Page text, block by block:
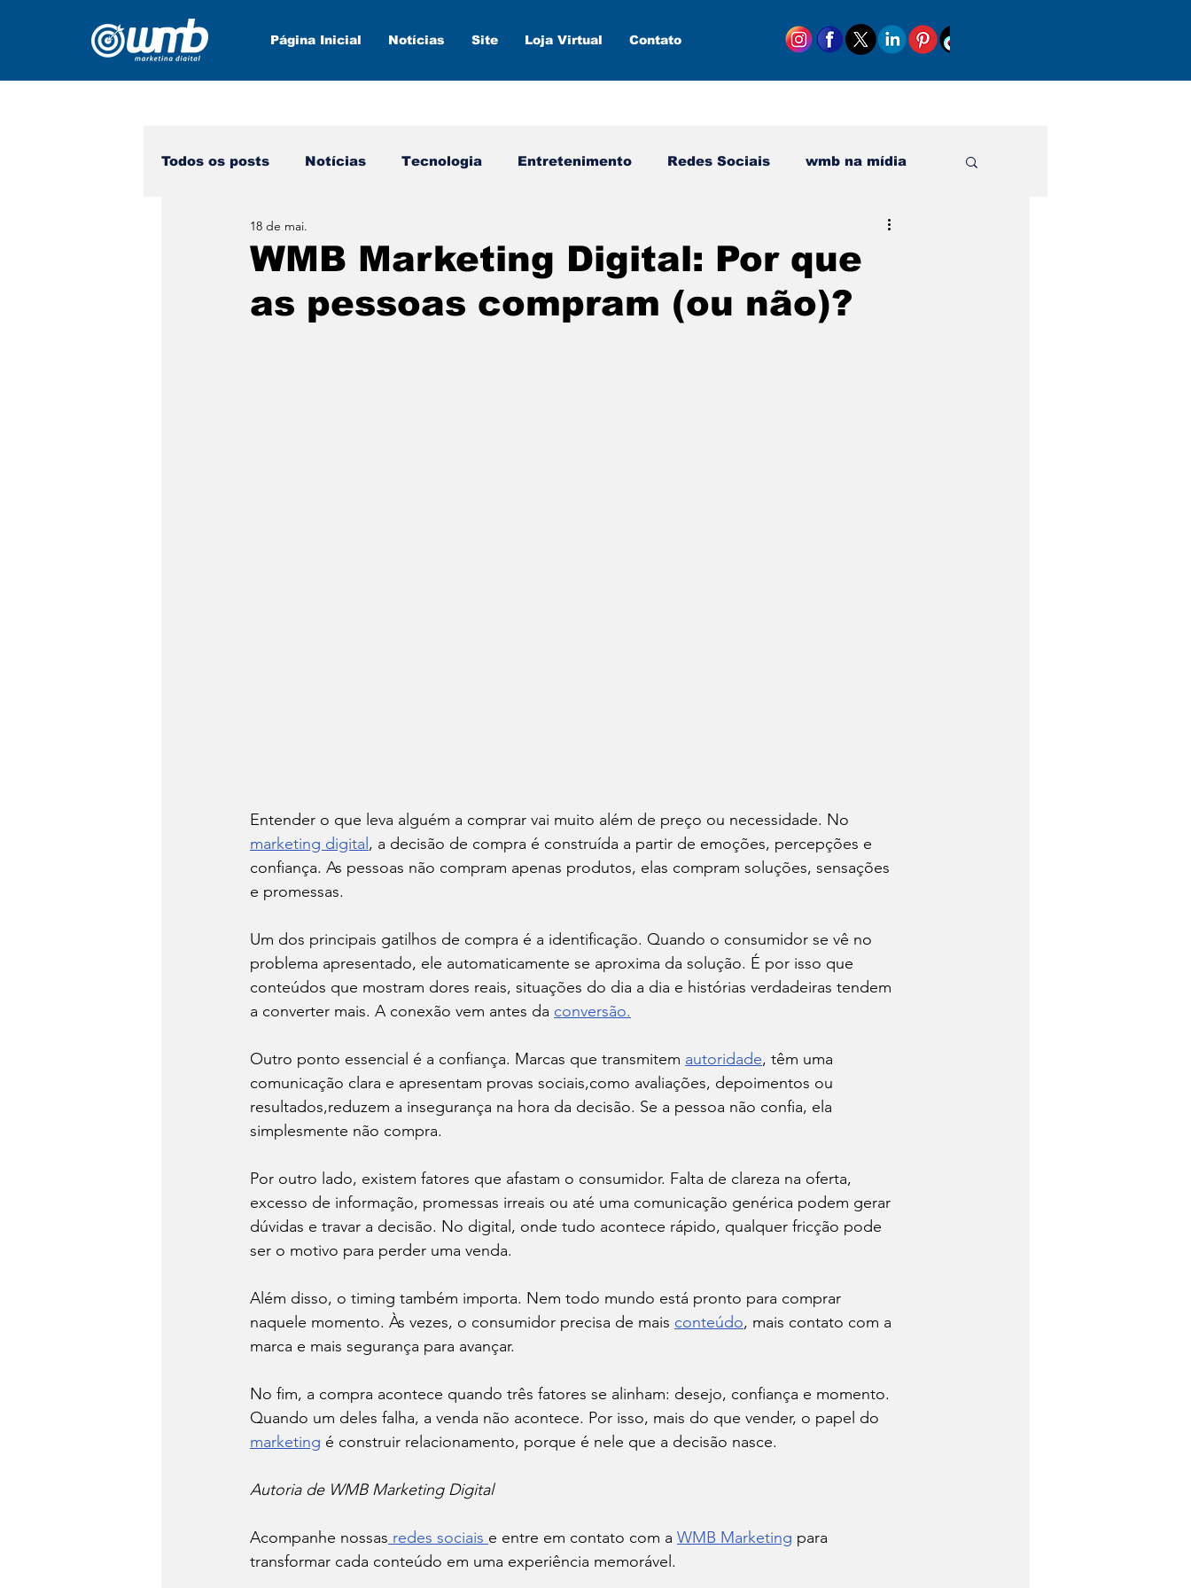
Página Inicial Notícias Site Loja Virtual Contato
Todos os posts Notícias Tecnologia Entretenimento Redes Sociais wmb na mídia
Marketing Digital
WMB Marketing Digital: Por que
as pessoas compram (ou não)?
18 de mai.
Entender o que leva alguém a comprar vai muito além de preço ou necessidade. No
marketing digital, a decisão de compra é construída a partir de emoções, percepções e
confiança. As pessoas não compram apenas produtos, elas compram soluções, sensações
e promessas.
Um dos principais gatilhos de compra é a identificação. Quando o consumidor se vê no
problema apresentado, ele automaticamente se aproxima da solução. É por isso que
conteúdos que mostram dores reais, situações do dia a dia e histórias verdadeiras tendem
a converter mais. A conexão vem antes da conversão.
Outro ponto essencial é a confiança. Marcas que transmitem autoridade, têm uma
comunicação clara e apresentam provas sociais,como avaliações, depoimentos ou
resultados,reduzem a insegurança na hora da decisão. Se a pessoa não confia, ela
simplesmente não compra.
Por outro lado, existem fatores que afastam o consumidor. Falta de clareza na oferta,
excesso de informação, promessas irreais ou até uma comunicação genérica podem gerar
dúvidas e travar a decisão. No digital, onde tudo acontece rápido, qualquer fricção pode
ser o motivo para perder uma venda.
Além disso, o timing também importa. Nem todo mundo está pronto para comprar
naquele momento. Às vezes, o consumidor precisa de mais conteúdo, mais contato com a
marca e mais segurança para avançar.
No fim, a compra acontece quando três fatores se alinham: desejo, confiança e momento.
Quando um deles falha, a venda não acontece. Por isso, mais do que vender, o papel do
marketing é construir relacionamento, porque é nele que a decisão nasce.
Autoria de WMB Marketing Digital
Acompanhe nossas redes sociais e entre em contato com a WMB Marketing para
transformar cada conteúdo em uma experiência memorável.